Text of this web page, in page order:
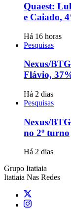
Quaest:
e Caiado,
Há 16 horas
Pesquisas
Nexus/
Flávio,
Há 2 dias
Pesquisas
Nexus/
no 2º turno
Há 2 dias
Grupo Itatiaia
Itatiaia Nas Redes